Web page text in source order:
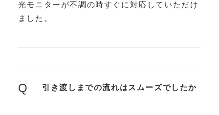
光モニターが不調の時すぐに対応していただけ
ました。
Q 引き渡しまでの流れはスムーズでしたか